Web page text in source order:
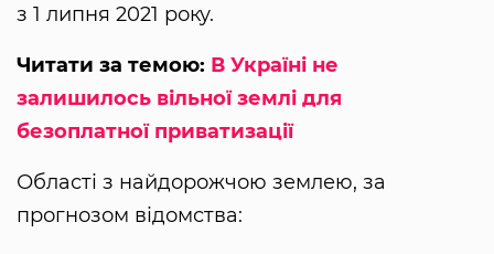
з 1 липня 2021 року.
Читати за темою: В Україні не
залишилось вільної землі для
безоплатної приватизації
Області з найдорожчою землею, за
прогнозом відомства: